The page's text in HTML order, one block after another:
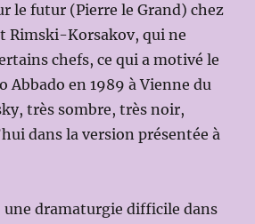
le futur (Pierre le Grand) chez
Rimski-Korsakov, qui ne
chefs, ce qui a motivé le
Abbado en 1989 à Vienne du
très sombre, très noir,
dans la version présentée à
une dramaturgie difficile dans